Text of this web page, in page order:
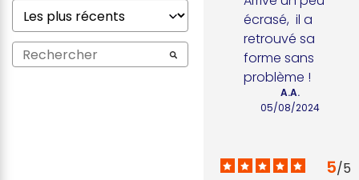
écrasé,  il a
retrouvé sa
forme sans
problème !
05/08/2024
A.A.
5/5